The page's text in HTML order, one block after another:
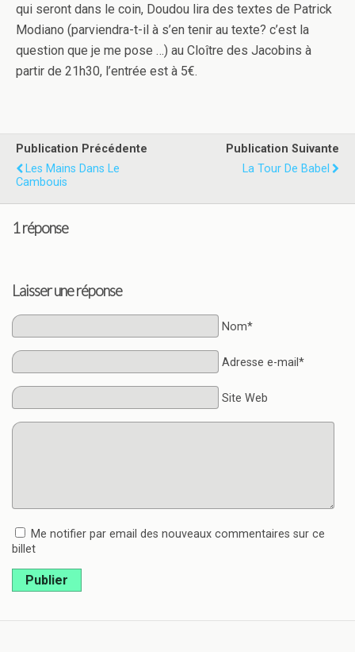
qui seront dans le coin, Doudou lira des textes de Patrick
Modiano (parviendra-t-il à s’en tenir au texte? c’est la
question que je me pose …) au Cloître des Jacobins à
partir de 21h30, l’entrée est à 5€.
Publication Précédente
Les Mains Dans Le
Cambouis
Publication Suivante
La Tour De Babel
1 réponse
Laisser une réponse
Nom*
Adresse e-mail*
Site Web
Me notifier par email des nouveaux commentaires sur ce
billet
Publier